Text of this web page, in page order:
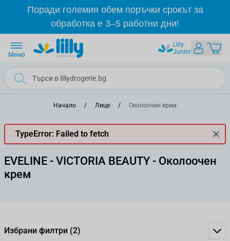
Прескачане към съдържанието
Поради големия обем поръчки срокът за
обработка е 3–5 работни дни!
Lilly
Junior
Меню
Начало / Лице / Околоочен крем
TypeError: Failed to fetch
EVELINE - VICTORIA BEAUTY - Околоочен
крем
Избрани филтри (2)